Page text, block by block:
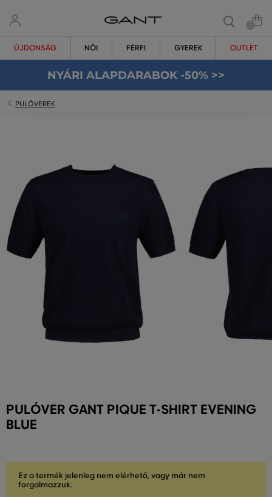
ÚJDONSÁG NŐI FÉRFI GYEREK OUTLET
NYÁRI ALAPDARABOK -50% >>
PULÓVEREK
PULÓVER GANT PIQUE T-SHIRT EVENING
BLUE
Ez a termék jelenleg nem elérhető, vagy már nem
forgalmazzuk.